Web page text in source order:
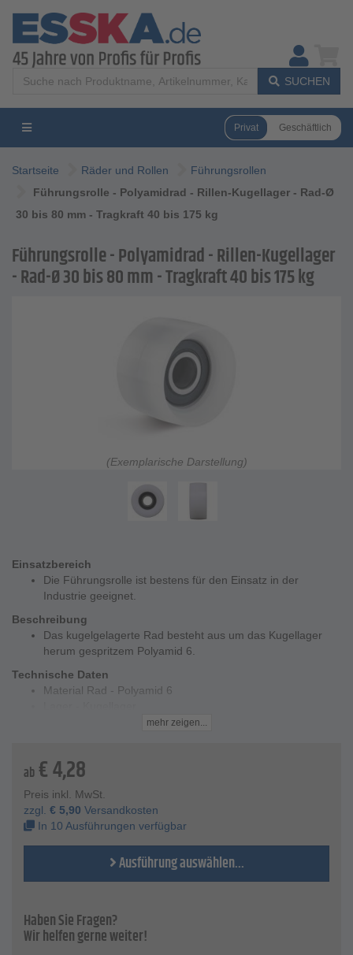
SUCHEN
Privat Geschäftlich
Startseite Räder und Rollen
Führungsrollen
Führungsrolle - Polyamidrad - Rillen-Kugellager - Rad-Ø
30 bis 80 mm - Tragkraft 40 bis 175 kg
Führungsrolle - Polyamidrad - Rillen-Kugellager
- Rad-Ø 30 bis 80 mm - Tragkraft 40 bis 175 kg
(Exemplarische Darstellung)
Einsatzbereich
Die Führungsrolle ist bestens für den Einsatz in der
Industrie geeignet.
Beschreibung
Das kugelgelagerte Rad besteht aus um das Kugellager
herum gespritzem Polyamid 6.
Technische Daten
Material Rad - Polyamid 6
Rad-Ø - 30 bis 80 mm
Nabenlänge - 7 bis 10 mm
mehr zeigen...
ab €4,28
Preis inkl. MwSt.
zzgl. € 5,90 Versandkosten
In 10 Ausführungen verfügbar
Ausführung auswählen...
Haben Sie Fragen?
Wir helfen gerne weiter!